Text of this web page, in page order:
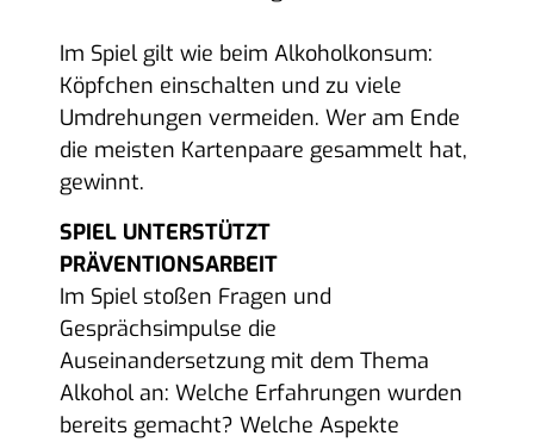
Im Spiel gilt wie beim Alkoholkonsum:
Köpfchen einschalten und zu viele
Umdrehungen vermeiden. Wer am Ende
die meisten Kartenpaare gesammelt hat,
gewinnt.
SPIEL UNTERSTÜTZT
PRÄVENTIONSARBEIT
Im Spiel stoßen Fragen und
Gesprächsimpulse die
Auseinandersetzung mit dem Thema
Alkohol an: Welche Erfahrungen wurden
bereits gemacht? Welche Aspekte